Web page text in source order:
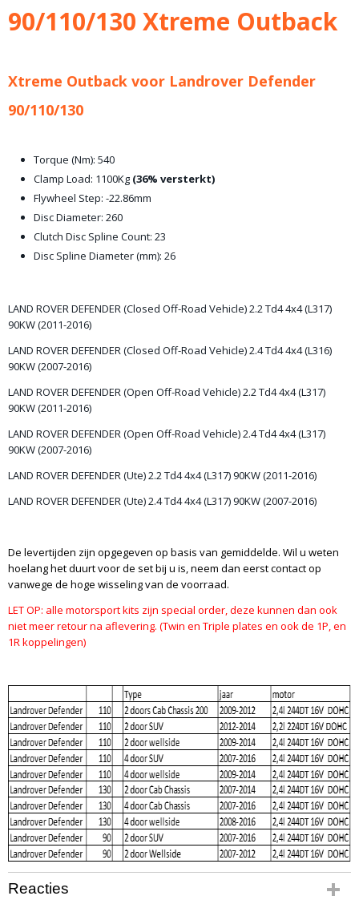
90/110/130 Xtreme Outback
Xtreme Outback voor Landrover Defender
90/110/130
Torque (Nm): 540
Clamp Load: 1100Kg (36% versterkt)
Flywheel Step: -22.86mm
Disc Diameter: 260
Clutch Disc Spline Count: 23
Disc Spline Diameter (mm): 26
LAND ROVER DEFENDER (Closed Off-Road Vehicle) 2.2 Td4 4x4 (L317)
90KW (2011-2016)
LAND ROVER DEFENDER (Closed Off-Road Vehicle) 2.4 Td4 4x4 (L316)
90KW (2007-2016)
LAND ROVER DEFENDER (Open Off-Road Vehicle) 2.2 Td4 4x4 (L317)
90KW (2011-2016)
LAND ROVER DEFENDER (Open Off-Road Vehicle) 2.4 Td4 4x4 (L317)
90KW (2007-2016)
LAND ROVER DEFENDER (Ute) 2.2 Td4 4x4 (L317) 90KW (2011-2016)
LAND ROVER DEFENDER (Ute) 2.4 Td4 4x4 (L317) 90KW (2007-2016)
De levertijden zijn opgegeven op basis van gemiddelde. Wil u weten
hoelang het duurt voor de set bij u is, neem dan eerst contact op
vanwege de hoge wisseling van de voorraad.
LET OP: alle motorsport kits zijn special order, deze kunnen dan ook
niet meer retour na aflevering. (Twin en Triple plates en ook de 1P, en
1R koppelingen)
Reacties